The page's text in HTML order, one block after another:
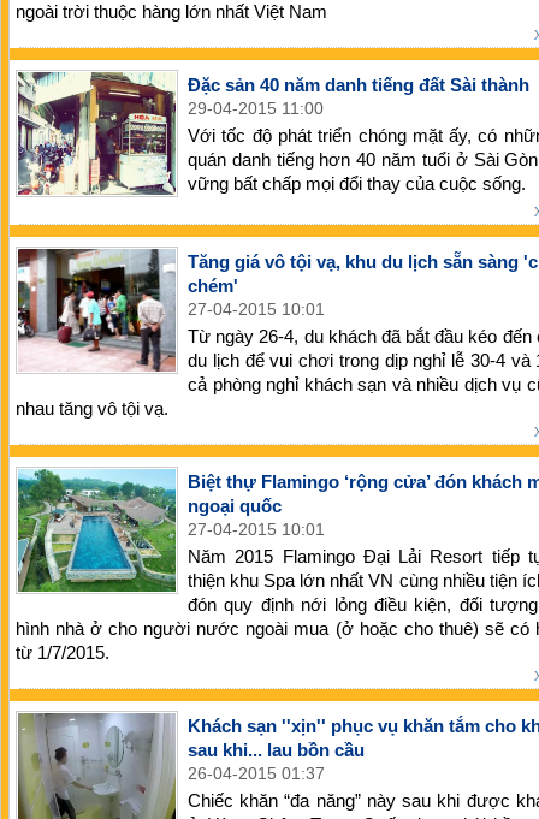
ngoài trời thuộc hàng lớn nhất Việt Nam
Đặc sản 40 năm danh tiếng đất Sài thành
29-04-2015 11:00
Với tốc độ phát triển chóng mặt ấy, có
quán danh tiếng hơn 40 năm tuổi ở Sài
vững bất chấp mọi đổi thay của cuộc sống.
Tăng giá vô tội vạ, khu du lịch sẵn sàng
chém'
27-04-2015 10:01
Từ ngày 26-4, du khách đã bắt đầu kéo đến
du lịch để vui chơi trong dịp nghỉ lễ 30-4 và
cả phòng nghỉ khách sạn và nhiều dịch vụ
nhau tăng vô tội vạ.
Biệt thự Flamingo ‘rộng cửa’ đón khách
ngoại quốc
27-04-2015 10:01
Năm 2015 Flamingo Đại Lải Resort tiếp
thiện khu Spa lớn nhất VN cùng nhiều tiện
đón quy định nới lỏng điều kiện, đối
hình nhà ở cho người nước ngoài mua (ở hoặc cho thuê) sẽ có
từ 1/7/2015.
Khách sạn ''xịn'' phục vụ khăn tắm cho
sau khi... lau bồn cầu
26-04-2015 01:37
Chiếc khăn “đa năng” này sau khi được